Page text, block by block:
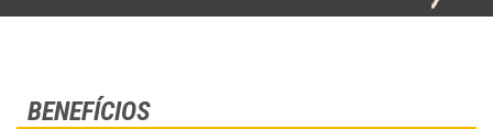
BENEFÍCIOS